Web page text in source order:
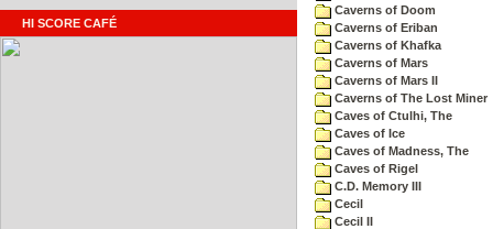
HI SCORE CAFÉ
Caverns of Doom
Caverns of Eriban
Caverns of Khafka
Caverns of Mars
Caverns of Mars II
Caverns of The Lost Miner
Caves of Ctulhi, The
Caves of Ice
Caves of Madness, The
Caves of Rigel
C.D. Memory III
Cecil
Cecil II